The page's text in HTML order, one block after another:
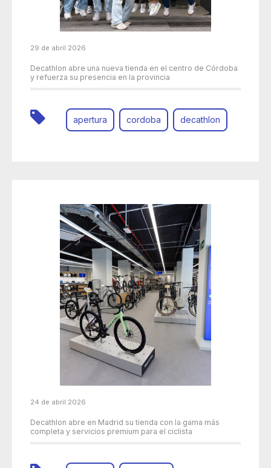
29 de abril 2026
Decathlon abre una nueva tienda en el centro de Córdoba
y refuerza su presencia en la provincia
apertura cordoba decathlon
24 de abril 2026
Decathlon abre en Madrid su tienda con la gama más
completa y servicios premium para el ciclista